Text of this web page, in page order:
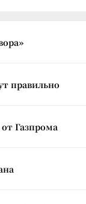
правильно
Газпрома